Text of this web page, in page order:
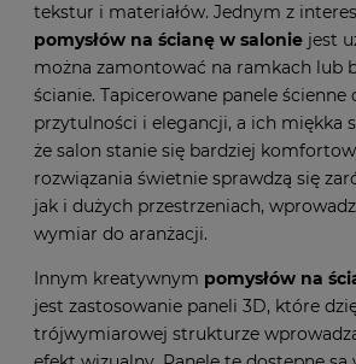
tekstur i materiałów. Jednym z
pomysłów na ścianę w salonie jest
można zamontować na ramkach lub
ścianie. Tapicerowane panele ścienne
przytulności i elegancji, a ich miękka
że salon stanie się bardziej
rozwiązania świetnie sprawdzą się
jak i dużych przestrzeniach,
wymiar do aranżacji.
Innym kreatywnym pomysłów na
jest zastosowanie paneli 3D, które
trójwymiarowej strukturze